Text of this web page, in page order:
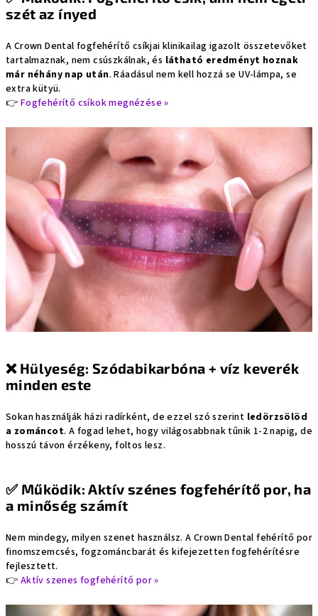
szét az ínyed
A Crown Dental fogfehérítő csíkjai klinikailag igazolt összetevőket
tartalmaznak, nem csúszkálnak, és látható eredményt hoznak
már néhány nap után. Ráadásul nem kell hozzá se UV-lámpa, se
extra kütyü.
👉 Fogfehérítő csíkok megnézése »
❌ Hülyeség: Szódabikarbóna + víz keverék
minden este
Sokan használják házi radírként, de ezzel szó szerint ledörzsölöd
a zománcot. A fogad lehet, hogy világosabbnak tűnik 1-2 napig, de
hosszú távon érzékeny, foltos lesz.
✅ Működik: Aktív szénes fogfehérítő por, ha
a minőség számít
Nem mindegy, milyen szenet használsz. A Crown Dental fehérítő por
finomszemcsés, fogzománcbarát és kifejezetten fogfehérítésre
fejlesztett.
👉 Aktív szenes fogfehérítő por »